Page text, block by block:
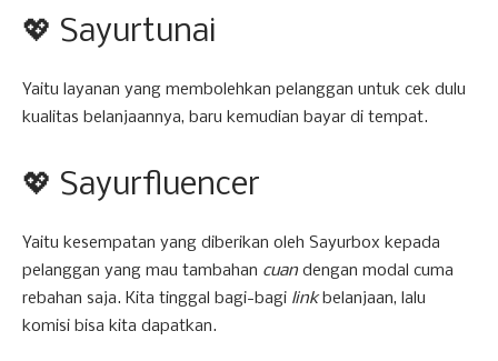
💖 Sayurtunai
Yaitu layanan yang membolehkan pelanggan untuk cek dulu
kualitas belanjaannya, baru kemudian bayar di tempat.
💖 Sayurfluencer
Yaitu kesempatan yang diberikan oleh Sayurbox kepada
pelanggan yang mau tambahan cuan dengan modal cuma
rebahan saja. Kita tinggal bagi-bagi linkbelanjaan, lalu
komisi bisa kita dapatkan.